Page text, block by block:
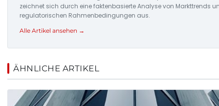
zeichnet sich durch eine faktenbasierte Analyse von Markttrends
regulatorischen Rahmenbedingungen aus.
Alle Artikel ansehen →
ÄHNLICHE ARTIKEL